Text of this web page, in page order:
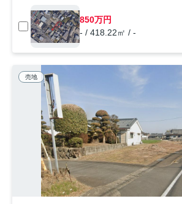
850万円
- / 418.22㎡ / -
売地